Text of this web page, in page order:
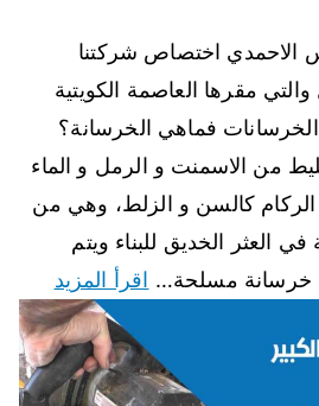
اختصاص شركتنا
مقرها العاصمة الكويتية
فماهي الخرسانة؟
من الاسمنت و الرمل و الماء
الركام كالسن و الزلط، وهي من
العثر الخديق للبناء ويتم
خرسانة مسلحة… اقرأ المزيد